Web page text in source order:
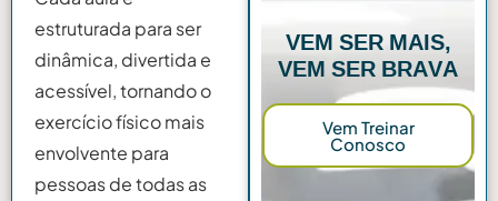
estruturada para ser
dinâmica, divertida e
acessível, tornando o
exercício físico mais
envolvente para
pessoas de todas as
VEM SER MAIS,
VEM SER BRAVA
Vem Treinar
Conosco